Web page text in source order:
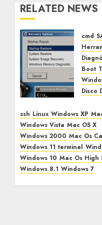
RELATED NEWS
cmd
Boot
Disco
7
de
ssh Linux Windows XP
Windows Vista Mac OS X
Windows 2000 Mac Os
Windows 11 terminal
Windows 10 Mac Os High
Windows 8.1 Windows 7